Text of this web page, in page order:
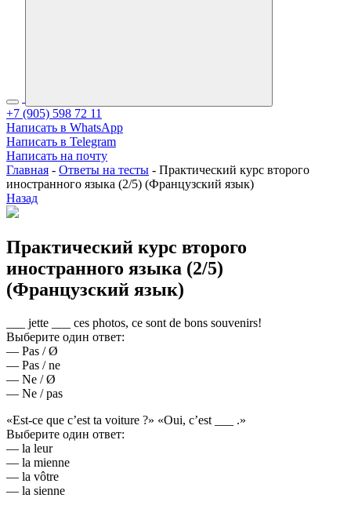
+7 (905) 598 72 11
Написать в WhatsApp
Написать в Telegram
Написать на почту
Главная - Ответы на тесты - Практический курс второго
иностранного языка (2/5) (Французский язык)
Назад
Практический курс второго
иностранного языка (2/5)
(Французский язык)
___ jette ___ ces photos, ce sont de bons souvenirs!
Выберите один ответ:
— Pas / Ø
— Pas / ne
— Ne / Ø
— Ne / pas
«Est-ce que c’est ta voiture ?» «Oui, c’est ___ .»
Выберите один ответ:
— la leur
— la mienne
— la vôtre
— la sienne